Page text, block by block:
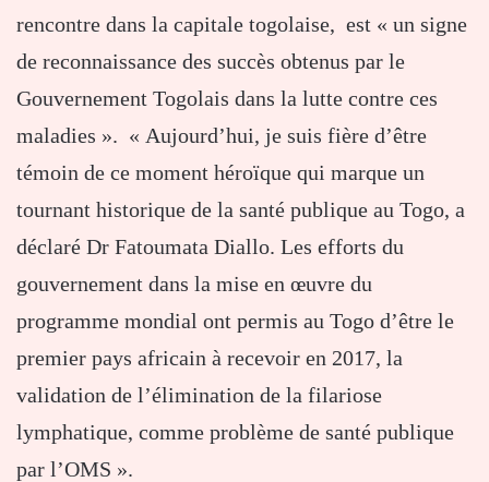
rencontre dans la capitale togolaise, est « un signe
de reconnaissance des succès obtenus par le
Gouvernement Togolais dans la lutte contre ces
maladies ». « Aujourd’hui, je suis fière d’être
témoin de ce moment héroïque qui marque un
tournant historique de la santé publique au Togo, a
déclaré Dr Fatoumata Diallo. Les efforts du
gouvernement dans la mise en œuvre du
programme mondial ont permis au Togo d’être le
premier pays africain à recevoir en 2017, la
validation de l’élimination de la filariose
lymphatique, comme problème de santé publique
par l’OMS ».